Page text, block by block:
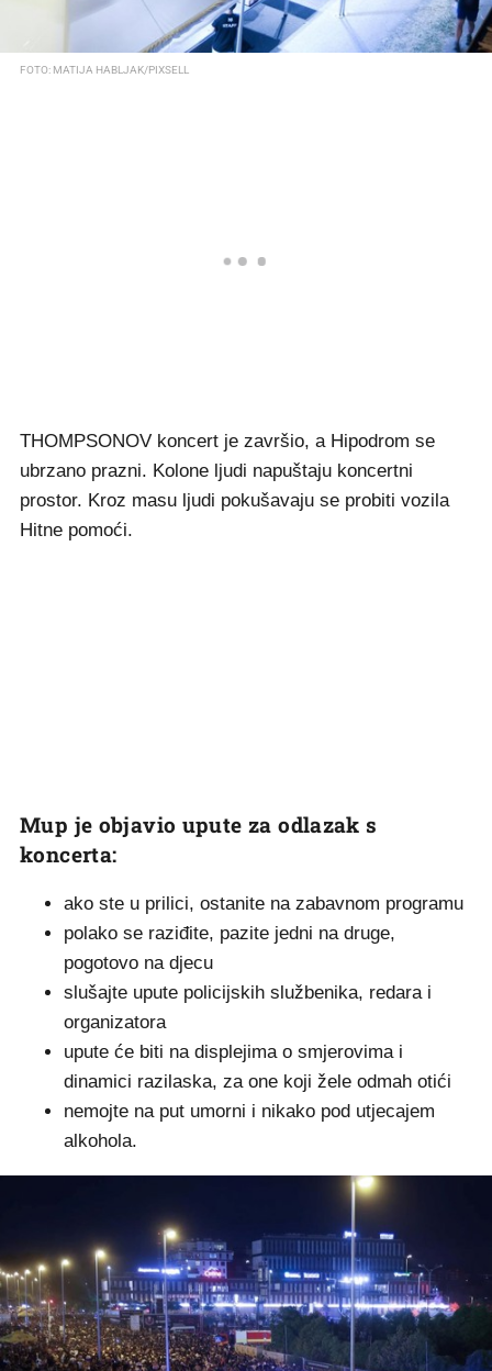
FOTO: MATIJA HABLJAK/PIXSELL
THOMPSONOV koncert je završio, a Hipodrom se
ubrzano prazni. Kolone ljudi napuštaju koncertni
prostor. Kroz masu ljudi pokušavaju se probiti vozila
Hitne pomoći.
Mup je objavio upute za odlazak s
koncerta:
ako ste u prilici, ostanite na zabavnom programu
polako se raziđite, pazite jedni na druge,
pogotovo na djecu
slušajte upute policijskih službenika, redara i
organizatora
upute će biti na displejima o smjerovima i
dinamici razilaska, za one koji žele odmah otići
nemojte na put umorni i nikako pod utjecajem
alkohola.